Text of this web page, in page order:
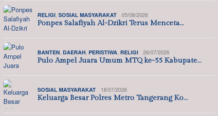
RELIGI SOSIAL MASYARAKAT 05/08/2026
Ponpes Salafiyah Al-Dzikri Terus Menceta…
BANTEN DAERAH PERISTIWA RELIGI 26/07/2026
Pulo Ampel Juara Umum MTQ ke-55 Kabupate…
SOSIAL MASYARAKAT 18/07/2026
Keluarga Besar Polres Metro Tangerang Ko…